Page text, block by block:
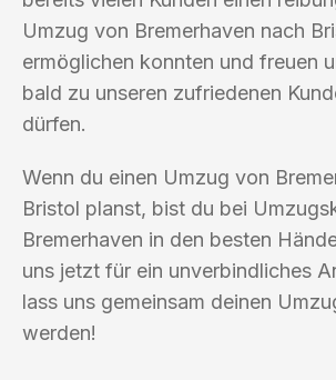
Umzug von Bremerhaven nach
ermöglichen konnten und freuen
bald zu unseren zufriedenen
dürfen.
Wenn du einen Umzug von
Bristol planst, bist du bei
Bremerhaven in den besten
uns jetzt für ein unverbindliches
lass uns gemeinsam deinen
werden!